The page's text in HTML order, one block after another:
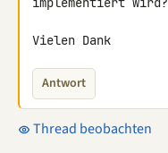
Vielen Dank
Antwort
Thread beobachten